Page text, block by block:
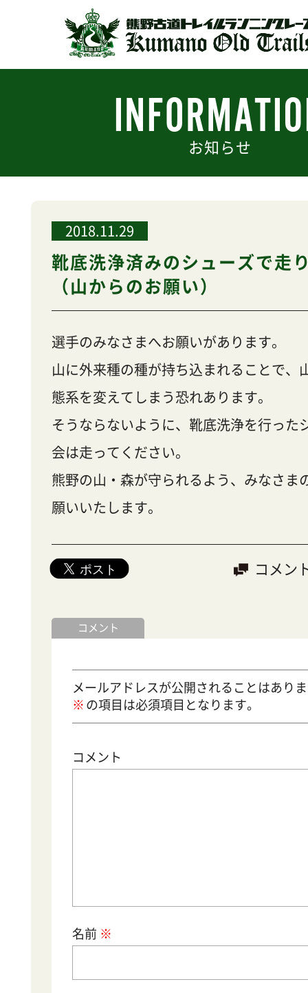
お知らせ
2018.11.29
靴底洗浄済みのシューズで走
（山からのお願い）
選手のみなさまへお願いがあります。
山に外来種の種が持ち込まれることで、
態系を変えてしまう恐れあります。
そうならないように、靴底洗浄を行った
会は走ってください。
熊野の山・森が守られるよう、みなさま
願いいたします。
コメン
コメント
メールアドレスが公開されることはあり
の項目は必須項目となります。
コメント
名前